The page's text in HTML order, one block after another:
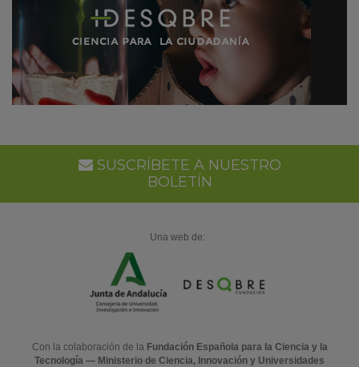
SUSCRÍBETE A NUESTRO
BOLETÍN
Una web de:
Con la colaboración de la Fundación Española para la Ciencia y la
Tecnología — Ministerio de Ciencia, Innovación y Universidades